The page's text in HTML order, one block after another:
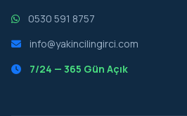
0530 591 8757
info@yakincilingirci.com
7/24 — 365 Gün Açık